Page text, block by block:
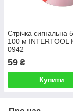
Стрічка сигнальна
100 м INTERTOOL
0942
59 ₴
Купити